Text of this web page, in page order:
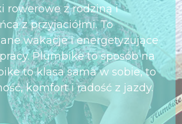
rowerowe z rodziną i
z przyjaciółmi. To
wakacje i energetyzujące
Plumbike to sposób na
to klasa sama w sobie, to
komfort i radość z jazdy.